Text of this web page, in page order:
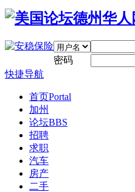
密码
快捷导航
首页Portal
加州
论坛BBS
招聘
求职
汽车
房产
二手